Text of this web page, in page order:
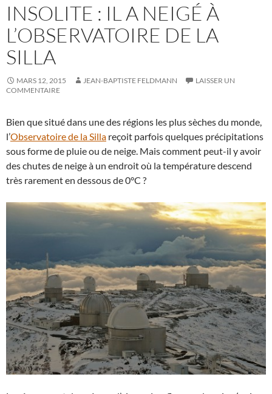
INSOLITE : IL A NEIGÉ À
L’OBSERVATOIRE DE LA
SILLA
MARS 12, 2015 JEAN-BAPTISTE FELDMANN
LAISSER UN
COMMENTAIRE
Bien que situé dans une des régions les plus sèches du monde,
l’Observatoire de la Silla reçoit parfois quelques précipitations
sous forme de pluie ou de neige. Mais comment peut-il y avoir
des chutes de neige à un endroit où la température descend
très rarement en dessous de 0°C ?